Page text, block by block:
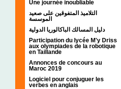
Une journée inoubliable
التلاميذ المتفوقين على صعيد
الموسسة
دليل المسالك الباكالوريا الدولية
Participation du lycée M'y Driss
aux olympiades de la robotique
en Taillande
Annonces de concours au
Maroc 2019
Logiciel pour conjuguer les
verbes en anglais